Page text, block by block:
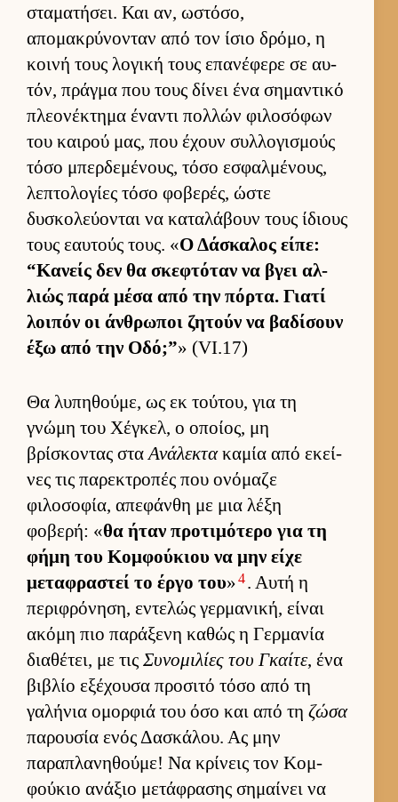
σταματήσει. Και αν, ωστόσο,
απομακρύνονταν από τον ίσιο δρόμο, η
κοινή τους λογική τους επανέφερε σε αυ­
τόν, πράγμα που τους δίνει ένα σημαντικό
πλεονέκτημα έναντι πολ­λών φιλοσόφων
του και­ρού μας, που έχουν συλ­λογισμούς
τόσο μπερ­δεμένους, τόσο εσφαλ­μένους,
λεπτολογίες τόσο φοβερές, ώστε
δυσκολεύ­ονται να καταλάβουν τους ίδιους
τους εαυ­τούς τους. «Ο Δάσκαλος εί­πε:
“Κανείς δεν θα σκεφτόταν να βγει αλ­
λιώς παρά μέσα από την πόρ­τα. Γιατί
λοι­πόν οι άν­θρωποι ζητούν να βαδίσουν
έξω από την Οδό;”» (VI.17)
Θα λυπηθού­με, ως εκ τού­του, για τη
γνώμη του Χέγκελ, ο οποί­ος, μη
βρίσκοντας στα Ανάλεκτακαμία από εκεί­
νες τις παρεκτροπές που ονόμαζε
φιλοσοφία, απεφάνθη με μια λέξη
φοβερή: «θα ήταν προτιμότερο για τη
φήμη του Κομ­φού­κιου να μην είχε
μεταφραστεί το έργο του»4. Αυτή η
περιφρόνηση, εντελώς γερ­μανική, εί­ναι
ακόμη πιο παράξενη καθώς η Γερ­μανία
δια­θέτει, με τις Συνομιλίες του Γκαίτε, ένα
βιβλίο εξέχουσα προσιτό τόσο από τη
γαλήνια ομορ­φιά του όσο και από τη ζώσα
παρου­σία ενός Δασκάλου. Ας μην
παραπλανηθού­με! Να κρίνεις τον Κομ­
φού­κιο ανάξιο μετάφρασης σημαί­νει να